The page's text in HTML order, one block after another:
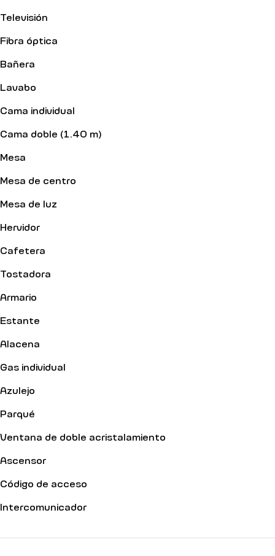
Televisión
Fibra óptica
Bañera
Lavabo
Cama individual
Cama doble (1.40 m)
Mesa
Mesa de centro
Mesa de luz
Hervidor
Cafetera
Tostadora
Armario
Estante
Alacena
Gas individual
Azulejo
Parqué
Ventana de doble acristalamiento
Ascensor
Código de acceso
Intercomunicador